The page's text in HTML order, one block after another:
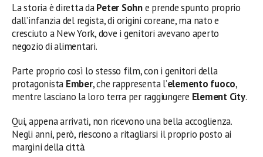
La storia è diretta daPeter Sohne prende spunto proprio
dall’infanzia del regista, di origini coreane, ma nato e
cresciuto a New York, dove i genitori avevano aperto
negozio di alimentari.
Parte proprio così lo stesso film, con i genitori della
protagonista Ember, che rappresenta l’elemento fuoco,
mentre lasciano la loro terra per raggiungere Element City.
Qui, appena arrivati, non ricevono una bella accoglienza.
Negli anni, però, riescono a ritagliarsi il proprio posto ai
margini della città.